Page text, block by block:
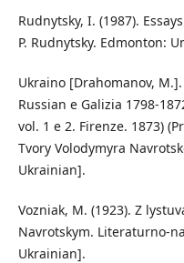
Rudnytsky, I. (1987).
P. Rudnytsky. Edmonton:
Ukraino [Drahomanov,
Russian e Galizia 1798-
vol. 1 e 2. Firenze. 1873)
Tvory Volodymyra
Ukrainian].
Vozniak, M. (1923). Z
Navrotskym. Literaturno-
Ukrainian].